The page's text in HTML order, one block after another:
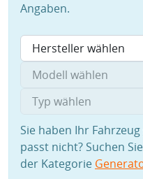
Angaben.
Sie haben Ihr
passt nicht? Suchen
der Kategorie